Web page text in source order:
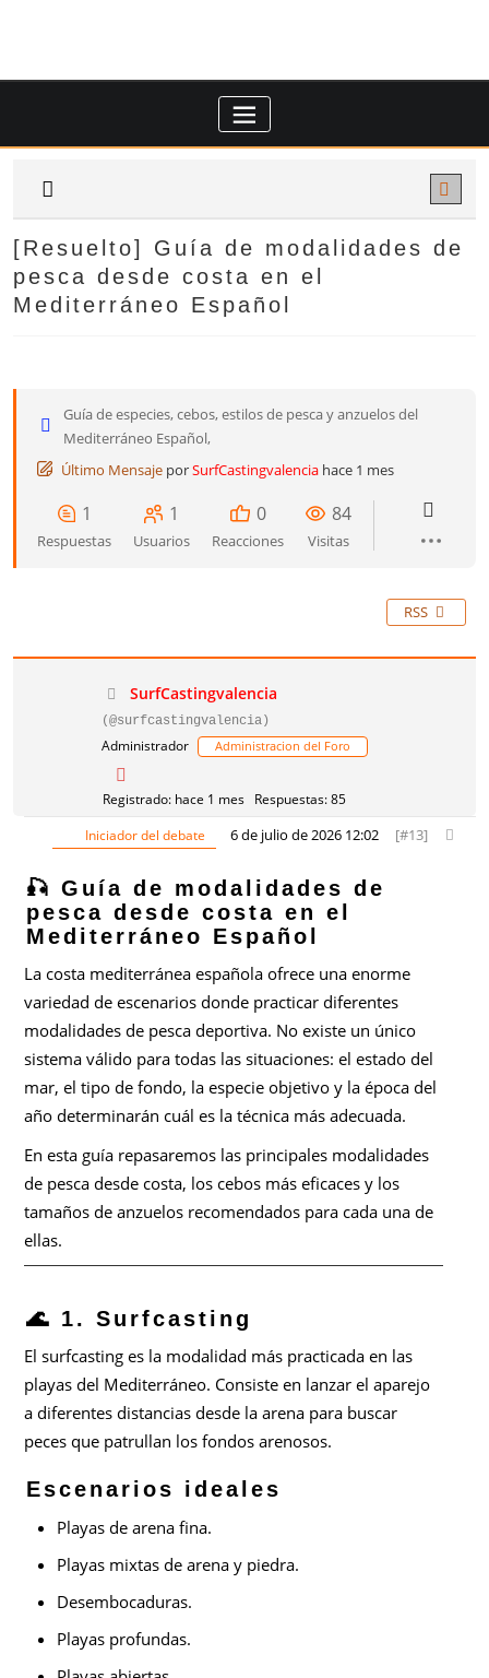
[Resuelto]
Guía de modalidades de
pesca desde costa en el
Mediterráneo Español
Guía de especies, cebos, estilos de pesca y anzuelos del
Mediterráneo Español,
Último Mensaje porSurfCastingvalencia hace 1 mes
1
Respuestas
1
Usuarios
0
Reacciones
84
Visitas
RSS
SurfCastingvalencia
(@surfcastingvalencia)
Administrador Administracion del Foro
Registrado: hace 1 mes Respuestas: 85
Iniciador del debate
6 de julio de 2026 12:02 [#13]
🎣 Guía de modalidades de
pesca desde costa en el
Mediterráneo Español
La costa mediterránea española ofrece una enorme
variedad de escenarios donde practicar diferentes
modalidades de pesca deportiva. No existe un único
sistema válido para todas las situaciones: el estado del
mar, el tipo de fondo, la especie objetivo y la época del
año determinarán cuál es la técnica más adecuada.
En esta guía repasaremos las principales modalidades
de pesca desde costa, los cebos más eficaces y los
tamaños de anzuelos recomendados para cada una de
ellas.
🌊 1. Surfcasting
El surfcasting es la modalidad más practicada en las
playas del Mediterráneo. Consiste en lanzar el aparejo
a diferentes distancias desde la arena para buscar
peces que patrullan los fondos arenosos.
Escenarios ideales
Playas de arena fina.
Playas mixtas de arena y piedra.
Desembocaduras.
Playas profundas.